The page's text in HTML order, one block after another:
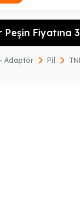
Fiyatına 3
Adaptör Pil